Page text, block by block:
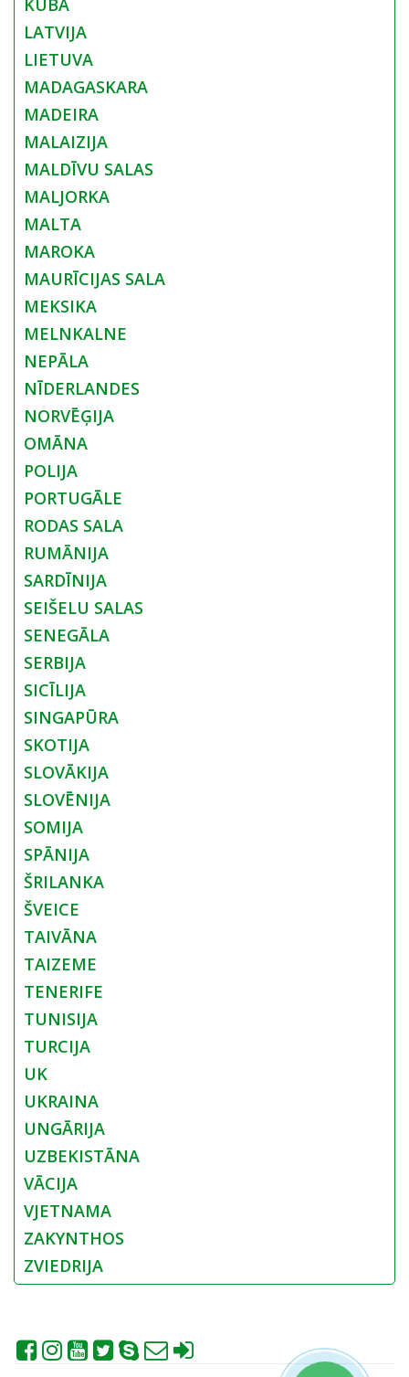
KUBA
LATVIJA
LIETUVA
MADAGASKARA
MADEIRA
MALAIZIJA
MALDĪVU SALAS
MALJORKA
MALTA
MAROKA
MAURĪCIJAS SALA
MEKSIKA
MELNKALNE
NEPĀLA
NĪDERLANDES
NORVĒĢIJA
OMĀNA
POLIJA
PORTUGĀLE
RODAS SALA
RUMĀNIJA
SARDĪNIJA
SEIŠELU SALAS
SENEGĀLA
SERBIJA
SICĪLIJA
SINGAPŪRA
SKOTIJA
SLOVĀKIJA
SLOVĒNIJA
SOMIJA
SPĀNIJA
ŠRILANKA
ŠVEICE
TAIVĀNA
TAIZEME
TENERIFE
TUNISIJA
TURCIJA
UK
UKRAINA
UNGĀRIJA
UZBEKISTĀNA
VĀCIJA
VJETNAMA
ZAKYNTHOS
ZVIEDRIJA